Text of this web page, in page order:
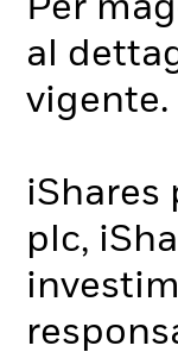
Per
al
vigente.
iShares
plc,